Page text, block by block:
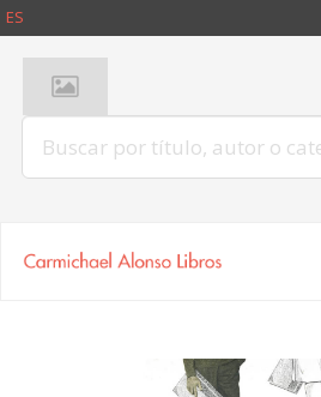
ES